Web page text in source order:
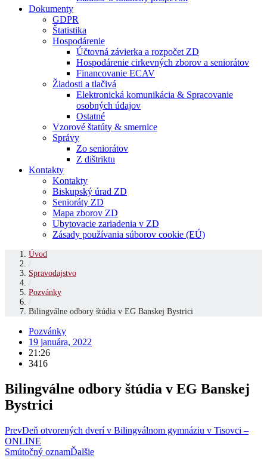
Dokumenty
GDPR
Štatistika
Hospodárenie
Účtovná závierka a rozpočet ZD
Hospodárenie cirkevných zborov a seniorátov
Financovanie ECAV
Žiadosti a tlačivá
Elektronická komunikácia & Spracovanie
osobných údajov
Ostatné
Vzorové štatúty & smernice
Správy
Zo seniorátov
Z dištriktu
Kontakty
Kontakty
Biskupský úrad ZD
Senioráty ZD
Mapa zborov ZD
Ubytovacie zariadenia v ZD
Zásady používania súborov cookie (EÚ)
Úvod
/
Spravodajstvo
/
Pozvánky
/
Bilingválne odbory štúdia v EG Banskej Bystrici
Pozvánky
19 januára, 2022
21:26
3416
Bilingválne odbory štúdia v EG Banskej
Bystrici
PrevDeň otvorených dverí v Bilingválnom gymnáziu v Tisovci –
ONLINE
Smútočný oznamĎalšie